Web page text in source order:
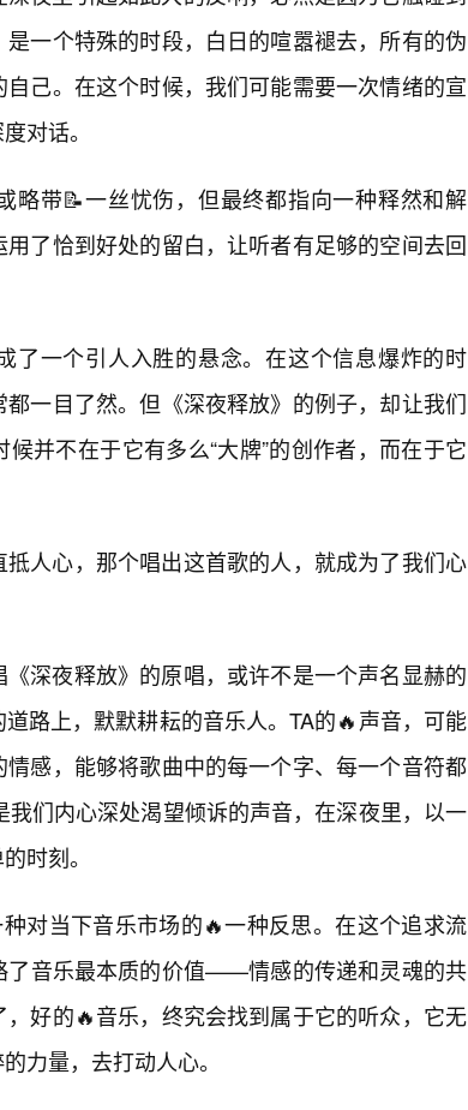
一个特殊的时段，白日的喧嚣褪去，所有的伪
己。在这个时候，我们可能需要一次情绪的宣
对话。
略带📝一丝忧伤，但最终都指向一种释然和解
了恰到好处的留白，让听者有足够的空间去回
了一个引人入胜的悬念。在这个信息爆炸的时
一目了然。但《深夜释放》的例子，却让我们
并不在于它有多么“大牌”的创作者，而在于它
人心，那个唱出这首歌的人，就成为了我们心
深夜释放》的原唱，或许不是一个声名显赫的
路上，默默耕耘的音乐人。TA的🔥声音，可能
感，能够将歌曲中的每一个字、每一个音符都
们内心深处渴望倾诉的声音，在深夜里，以一
时刻。
对当下音乐市场的🔥一种反思。在这个追求流
了音乐最本质的价值——情感的传递和灵魂的共
好的🔥音乐，终究会找到属于它的听众，它无
力量，去打动人心。